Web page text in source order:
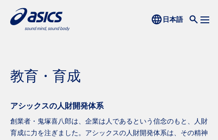
教育・育成
アシックスの人財開発体系
創業者・鬼塚喜八郎は、企業は人であるという信念のもと、人財
育成に力を注ぎました。アシックスの人財開発体系は、その精神